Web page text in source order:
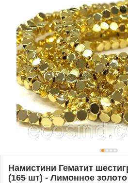
Намистини Гематит
(165 шт) - Лимонное золото